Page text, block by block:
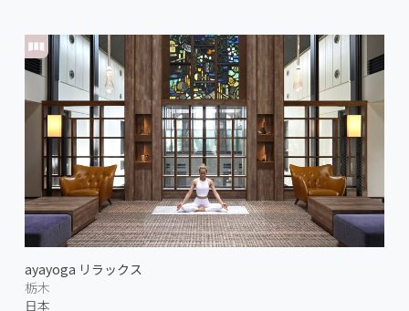
ayayoga リラックス
栃木
日本